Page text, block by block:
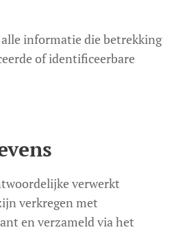
alle informatie die betrekking
of identificeerbare
verwerkt
verkregen met
en verzameld via het